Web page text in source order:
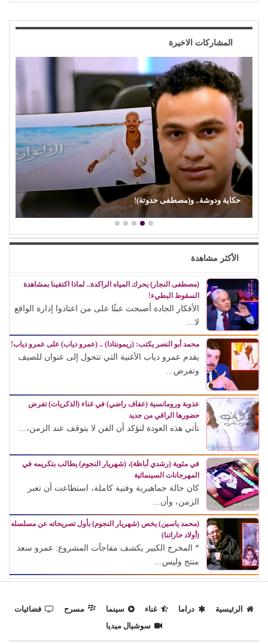
المشاركات الاخيرة
حكاية ودوشة.. و(مصطفى حدوتة)!
الأكثر مشاهدة
(مصطفى النجار) يحرك المياه الراكدة.. لماذا اكتفينا بمشاهدة
السقوط البطيء!
الأفكار الجادة أصبحت عبئًا على من اعتادوا إدارة الواقع
لا...
محمد أبو النصر يكتب: (ريمونتادا) .. (عمرو دياب) على عمرو دياب!
يقدم عمرو دياب الأغنية التي تتحول إلى عنوان للصيف
وتفرض...
عذوبة ورومانسية (عفاف راضي) في غناء (الذكريات) تفرض
حضورها الراقي من جديد
تأتي هذه العودة لتؤكد أن الفن لا يتوقف عند الزمن،...
في مئوية (رشدي أباظة)، (شهريار النجوم) يطالب بتكريمه في
المهرجانات السينمائية
كان حالة جماهيرية وفنية كاملة، استطاعت أن تعبر
الزمن، وأن...
(محمد ياسين) يخص (شهريار النجوم) بأول تصريحاته عن مسلسله
(أولاد حاراتنا)
* المخرج الكبير يكشف مفاجآت المشروع: عمرو سعد
منتج وليس...
الرئيسية دراما غناء سينما مسرح
فضائيات
سوشيال ميديا